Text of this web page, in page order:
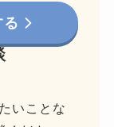
る
いことな